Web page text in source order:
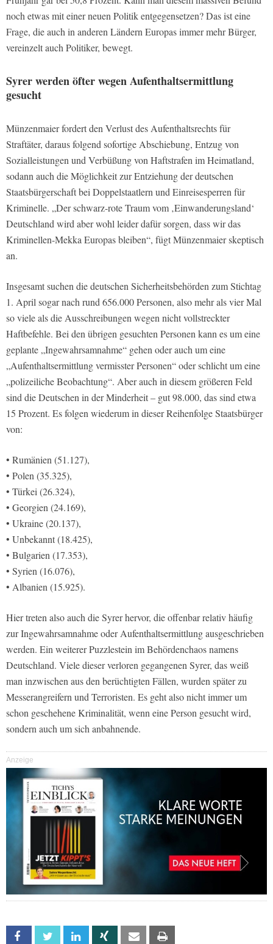
noch etwas mit einer neuen Politik entgegensetzen? Das ist eine
Frage, die auch in anderen Ländern Europas immer mehr Bürger,
vereinzelt auch Politiker, bewegt.
Syrer werden öfter wegen Aufenthaltsermittlung
gesucht
Münzenmaier fordert den Verlust des Aufenthaltsrechts für
Straftäter, daraus folgend sofortige Abschiebung, Entzug von
Sozialleistungen und Verbüßung von Haftstrafen im Heimatland,
sodann auch die Möglichkeit zur Entziehung der deutschen
Staatsbürgerschaft bei Doppelstaatlern und Einreisesperren für
Kriminelle. „Der schwarz-rote Traum vom ‚Einwanderungsland‘
Deutschland wird aber wohl leider dafür sorgen, dass wir das
Kriminellen-Mekka Europas bleiben“, fügt Münzenmaier skeptisch
an.
Insgesamt suchen die deutschen Sicherheitsbehörden zum Stichtag
1. April sogar nach rund 656.000 Personen, also mehr als vier Mal
so viele als die Ausschreibungen wegen nicht vollstreckter
Haftbefehle. Bei den übrigen gesuchten Personen kann es um eine
geplante „Ingewahrsamnahme“ gehen oder auch um eine
„Aufenthaltsermittlung vermisster Personen“ oder schlicht um eine
„polizeiliche Beobachtung“. Aber auch in diesem größeren Feld
sind die Deutschen in der Minderheit – gut 98.000, das sind etwa
15 Prozent. Es folgen wiederum in dieser Reihenfolge Staatsbürger
von:
• Rumänien (51.127),
• Polen (35.325),
• Türkei (26.324),
• Georgien (24.169),
• Ukraine (20.137),
• Unbekannt (18.425),
• Bulgarien (17.353),
• Syrien (16.076),
• Albanien (15.925).
Hier treten also auch die Syrer hervor, die offenbar relativ häufig
zur Ingewahrsamnahme oder Aufenthaltsermittlung ausgeschrieben
werden. Ein weiterer Puzzlestein im Behördenchaos namens
Deutschland. Viele dieser verloren gegangenen Syrer, das weiß
man inzwischen aus den berüchtigten Fällen, wurden später zu
Messerangreifern und Terroristen. Es geht also nicht immer um
schon geschehene Kriminalität, wenn eine Person gesucht wird,
sondern auch um sich anbahnende.
Anzeige
Facebook Twitter Linkedin Xing Email